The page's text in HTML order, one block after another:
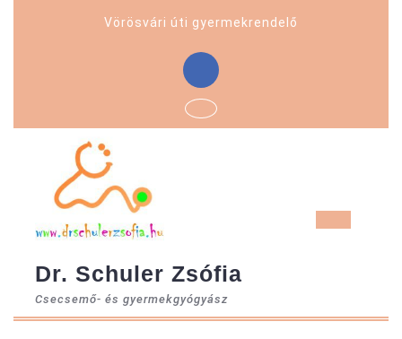
Vörösvári úti gyermekrendelő
Facebook
Dr. Schuler Zsófia
Csecsemő- és gyermekgyógyász